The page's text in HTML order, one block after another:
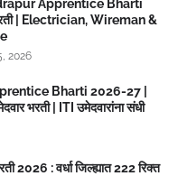
Apprentice Bharti
| Electrician, Wireman &
2026
Bharti 2026-27 |
भरती | ITI उमेदवारांना संधी
2026 : वर्धा जिल्ह्यात 222 रिक्त